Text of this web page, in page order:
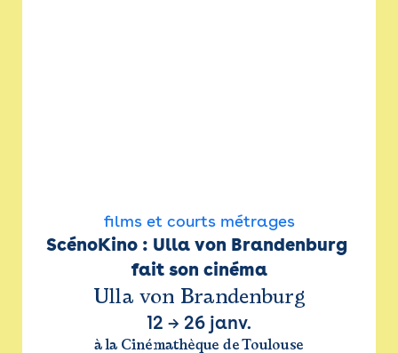
films et courts métrages
ScénoKino : Ulla von Brandenburg
fait son cinéma
Ulla von Brandenburg
12 → 26 janv.
à la Cinémathèque de Toulouse